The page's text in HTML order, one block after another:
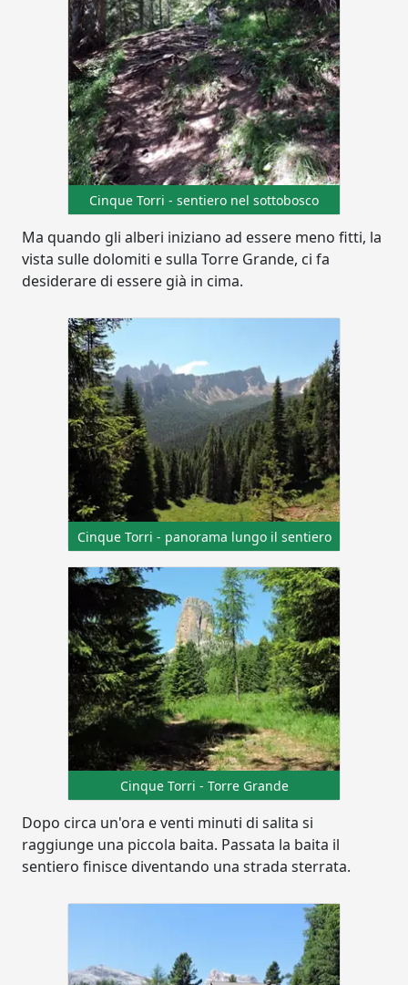
Cinque Torri - sentiero nel sottobosco
Ma quando gli alberi iniziano ad essere meno fitti, la
vista sulle dolomiti e sulla Torre Grande, ci fa
desiderare di essere già in cima.
Cinque Torri - panorama lungo il sentiero
Cinque Torri - Torre Grande
Dopo circa un'ora e venti minuti di salita si
raggiunge una piccola baita. Passata la baita il
sentiero finisce diventando una strada sterrata.